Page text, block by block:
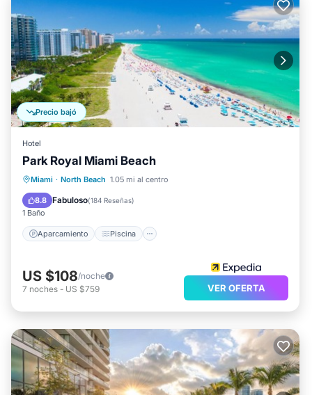
Precio bajó
Hotel
Park Royal Miami Beach
Miami · North Beach 1.05 mi al centro
8.8 Fabuloso(184 Reseñas)
1 Baño
Aparcamiento Piscina
Aparcamiento
Piscina
Balcón/Terraza
US $108/noche
7 noches - US $759 VER OFERTA